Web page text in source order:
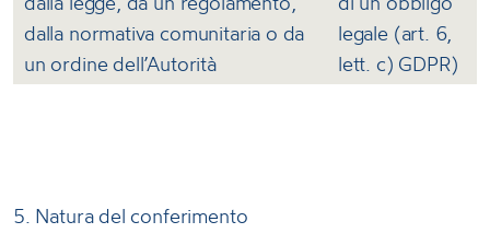
dalla normativa comunitaria o da
un ordine dell’Autorità
legale (art. 6,
lett. c) GDPR)
5. Natura del conferimento